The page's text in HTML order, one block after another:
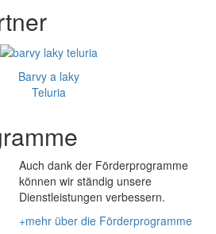
Barvy a laky
Teluria
Auch dank der Förderprogramme
können wir ständig unsere
Dienstleistungen verbessern.
+mehr über die Förderprogramme